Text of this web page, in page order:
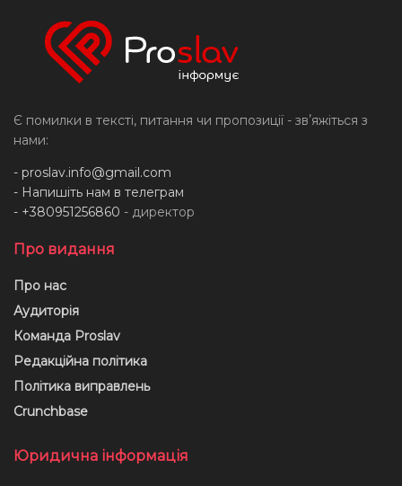
Є помилки в тексті, питання чи пропозиції - звʼяжіться з
нами:
- proslav.info@gmail.com
- Напишіть нам в телеграм
- +380951256860 - директор
Про видання
Про нас
Аудиторія
Команда Proslav
Редакційна політика
Політика виправлень
Crunchbase
Юридична інформація